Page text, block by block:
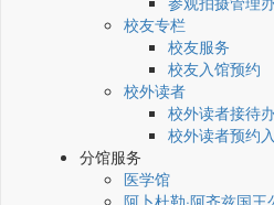
校友专栏
校友服务
校友入馆预约
校外读者
校外读者接待
校外读者预约
分馆服务
医学馆